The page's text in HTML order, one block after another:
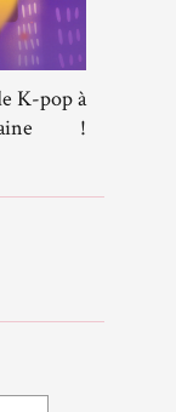
K-pop à
!